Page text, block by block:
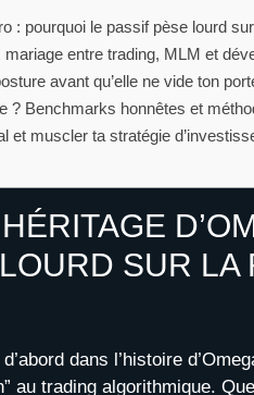
: pourquoi le passif pèse lourd
entre trading, MLM et
avant qu’elle ne vide ton
? Benchmarks honnêtes et
et muscler ta stratégie
SUR LA
dans l’histoire
au trading algorithmique.